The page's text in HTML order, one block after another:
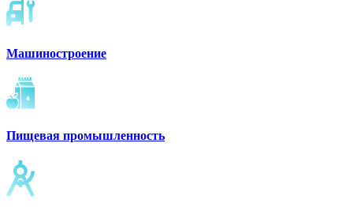
Машиностроение
Пищевая промышленность